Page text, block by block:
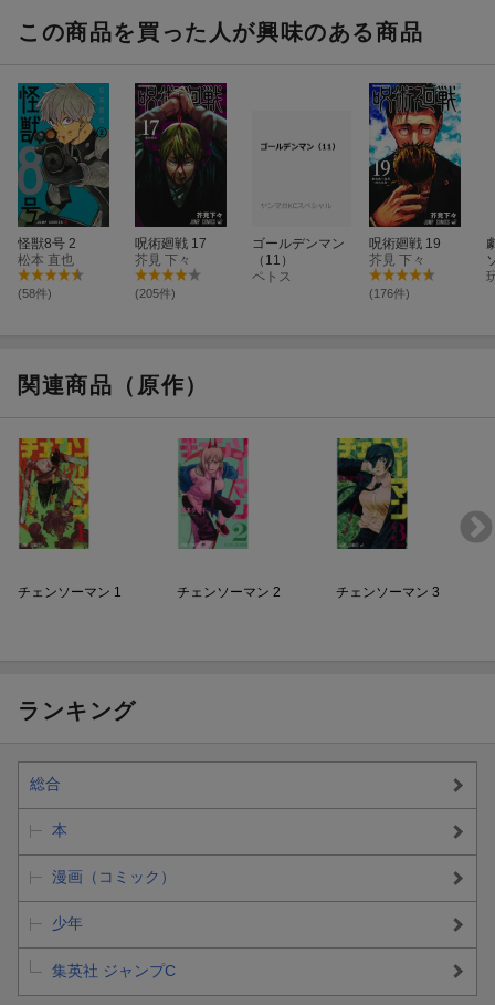
この商品を買った人が興味のある商品
怪獣8号 2
松本 直也
(58件)
呪術廻戦 17
芥見 下々
(205件)
ゴールデンマン
（11）
ペトス
呪術廻戦 19
芥見 下々
(176件)
関連商品（原作）
チェンソーマン 1 チェンソーマン 2 チェンソーマン 3
ランキング
総合
本
漫画（コミック）
少年
集英社 ジャンプC